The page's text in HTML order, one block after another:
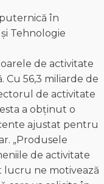
în
Tehnologie
de activitate
Cu 56,3 miliarde de
de activitate
a obținut o
ajustat pentru
„Produsele
de activitate
lucru ne motivează